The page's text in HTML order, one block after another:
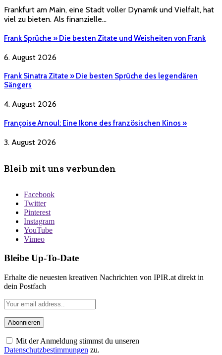
Frankfurt am Main, eine Stadt voller Dynamik und Vielfalt, hat
viel zu bieten. Als finanzielle…
Frank Sprüche » Die besten Zitate und Weisheiten von Frank
6. August 2026
Frank Sinatra Zitate » Die besten Sprüche des legendären
Sängers
4. August 2026
Françoise Arnoul: Eine Ikone des französischen Kinos »
3. August 2026
Bleib mit uns verbunden
Facebook
Twitter
Pinterest
Instagram
YouTube
Vimeo
Bleibe Up-To-Date
Erhalte die neuesten kreativen Nachrichten von IPIR.at direkt in
dein Postfach
Mit der Anmeldung stimmst du unseren
Datenschutzbestimmungen zu.